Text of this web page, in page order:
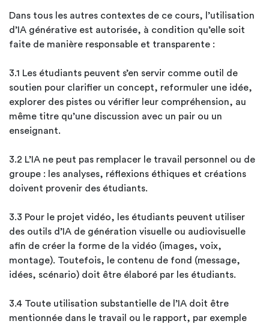
Dans tous les autres contextes de ce cours, l’utilisation
d’IA générative est autorisée, à condition qu’elle soit
faite de manière responsable et transparente :
3.1 Les étudiants peuvent s’en servir comme outil de
soutien pour clarifier un concept, reformuler une idée,
explorer des pistes ou vérifier leur compréhension, au
même titre qu’une discussion avec un pair ou un
enseignant.
3.2 L’IA ne peut pas remplacer le travail personnel ou de
groupe : les analyses, réflexions éthiques et créations
doivent provenir des étudiants.
3.3 Pour le projet vidéo, les étudiants peuvent utiliser
des outils d’IA de génération visuelle ou audiovisuelle
afin de créer la forme de la vidéo (images, voix,
montage). Toutefois, le contenu de fond (message,
idées, scénario) doit être élaboré par les étudiants.
3.4 Toute utilisation substantielle de l’IA doit être
mentionnée dans le travail ou le rapport, par exemple